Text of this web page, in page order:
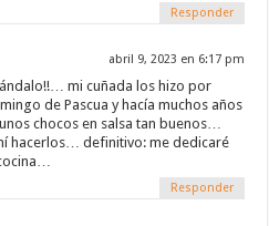
Responder
abril 9, 2023 en 6:17 pm
mi cuñada los hizo por
de Pascua y hacía muchos años
chocos en salsa tan buenos…
hacerlos… definitivo: me dedicaré
Responder